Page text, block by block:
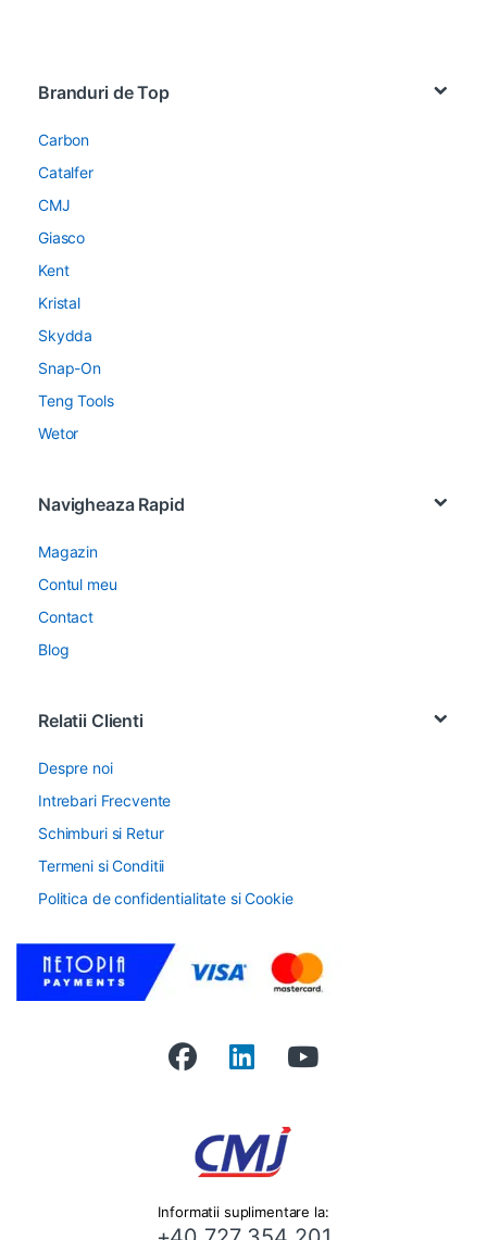
Branduri de Top
Carbon
Catalfer
CMJ
Giasco
Kent
Kristal
Skydda
Snap-On
Teng Tools
Wetor
Navigheaza Rapid
Magazin
Contul meu
Contact
Blog
Relatii Clienti
Despre noi
Intrebari Frecvente
Schimburi si Retur
Termeni si Conditii
Politica de confidentialitate si Cookie
Informatii suplimentare la: